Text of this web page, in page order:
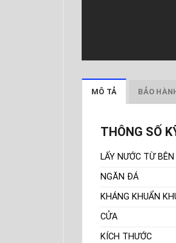
MÔ TẢ BẢO
THÔNG SỐ
LẤY NƯỚC TỪ BÊN
NGĂN ĐÁ
KHÁNG KHUẨN
CỬA
KÍCH THƯỚC